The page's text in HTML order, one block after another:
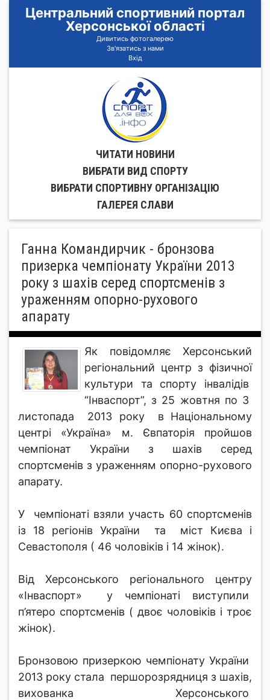
Центральний спортивний портал
Херсонської області
Дивитись фотогалерею
Зв'язатись з нами
Вхід
ЧИТАТИ НОВИНИ
ВИБРАТИ ВИД СПОРТУ
ВИБРАТИ СПОРТИВНУ ОРГАНIЗАЦIЮ
ГАЛЕРЕЯ СЛАВИ
Ганна Командирчик - бронзова
призерка чемпіонату України 2013
року з шахів серед спортсменів з
ураженням опорно-рухового
апарату
Як повідомляє Херсонський
регіональний центр з фізичної
культури та спорту інвалідів
“Інваспорт”, з 25 жовтня по 3
листопада 2013 року в Національному
центрі «Україна» м. Євпаторія пройшов
чемпіонат України з шахів серед
спортсменів з ураженням опорно-рухового
апарату.
У чемпіонаті взяли участь 60 спортсменів
із 18 регіонів України та міст Києва і
Севастополя ( 46 чоловіків і 14 жінок).
Від Херсонського регіонального центру
«Інваспорт» у чемпіонаті виступили
п’ятеро спортсменів ( двоє чоловіків і троє
жінок).
Бронзовою призеркою чемпіонату України
2013 року стала першорозрядниця з шахів,
вихованка Херсонського